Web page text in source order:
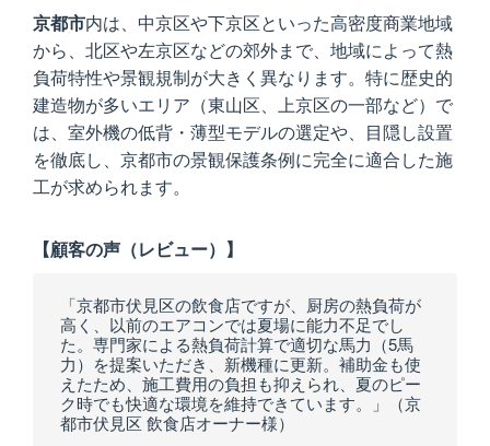
京都市内は、中京区や下京区といった高密度商業地域
から、北区や左京区などの郊外まで、地域によって熱
負荷特性や景観規制が大きく異なります。特に歴史的
建造物が多いエリア（東山区、上京区の一部など）で
は、室外機の低背・薄型モデルの選定や、目隠し設置
を徹底し、京都市の景観保護条例に完全に適合した施
工が求められます。
【顧客の声（レビュー）】
「京都市伏見区の飲食店ですが、厨房の熱負荷が
高く、以前のエアコンでは夏場に能力不足でし
た。専門家による熱負荷計算で適切な馬力（5馬
力）を提案いただき、新機種に更新。補助金も使
えたため、施工費用の負担も抑えられ、夏のピー
ク時でも快適な環境を維持できています。」（京
都市伏見区 飲食店オーナー様）